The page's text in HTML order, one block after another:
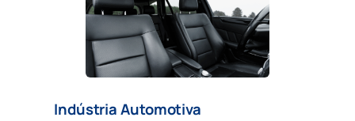
Indústria Automotiva